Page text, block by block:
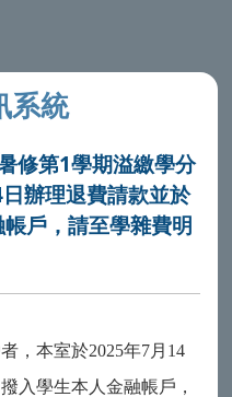
系統
修第1學期溢繳學分
辦理退費請款並於
戶，請至學雜費明
，本室於2025年7月14
入學生本人金融帳戶，